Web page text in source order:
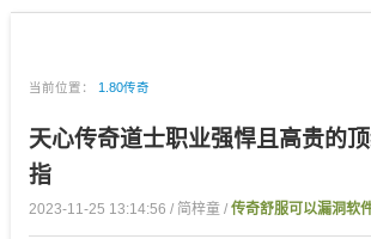
当前位置： 1.80传奇
天心传奇道士职业强悍且高贵的
指
2023-11-25 13:14:56 / 简梓童 / 传奇舒服可以漏洞软